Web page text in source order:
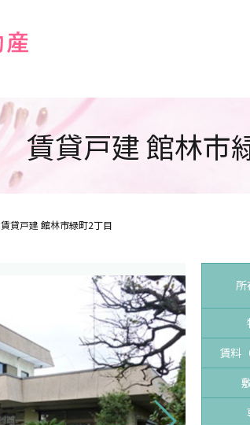
賃貸戸建 館林市
賃貸戸建 館林市緑町2丁目
所
賃料